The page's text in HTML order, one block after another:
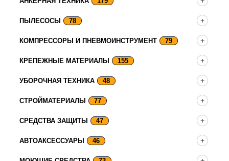
ПЫЛЕСОСЫ 78
КОМПРЕССОРЫ И ПНЕВМОИНСТРУМЕНТ 79
КРЕПЕЖНЫЕ МАТЕРИАЛЫ 155
УБОРОЧНАЯ ТЕХНИКА 48
СТРОЙМАТЕРИАЛЫ 77
СРЕДСТВА ЗАЩИТЫ 47
АВТОАКСЕССУАРЫ 46